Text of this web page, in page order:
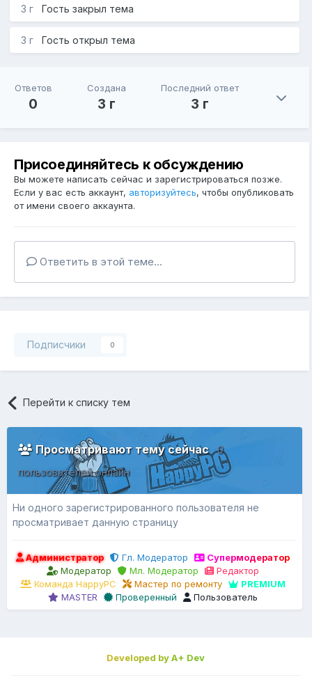
3 г Гость закрыл тема
3 г Гость открыл тема
Ответов
0
Создана
3 г
Последний ответ
3 г
Присоединяйтесь к обсуждению
Вы можете написать сейчас и зарегистрироваться позже.
Если у вас есть аккаунт, авторизуйтесь, чтобы опубликовать
от имени своего аккаунта.
Ответить в этой теме...
Подписчики 0
Перейти к списку тем
Просматривают тему сейчас0
пользователей онлайн
Ни одного зарегистрированного пользователя не
просматривает данную страницу
Администратор Гл. Модератор
Супермодератор
Модератор
Мл. Модератор
Редактор
Команда HappyPC
Мастер по ремонту
PREMIUM
MASTER
Проверенный Пользователь
Developed by A+ Dev